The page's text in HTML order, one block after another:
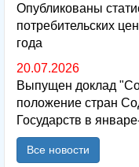
Опубликованы
потребительских
года
20.07.2026
Выпущен доклад
положение стран
Государств в
Все новости